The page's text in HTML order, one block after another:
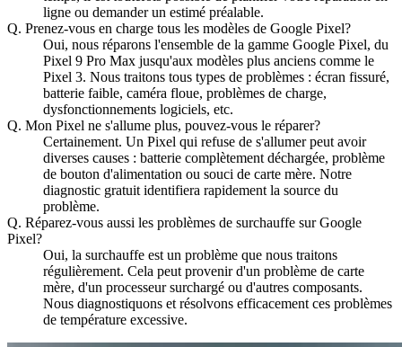
ligne ou demander un estimé préalable.
Q. Prenez-vous en charge tous les modèles de Google Pixel?
Oui, nous réparons l'ensemble de la gamme Google Pixel, du
Pixel 9 Pro Max jusqu'aux modèles plus anciens comme le
Pixel 3. Nous traitons tous types de problèmes : écran fissuré,
batterie faible, caméra floue, problèmes de charge,
dysfonctionnements logiciels, etc.
Q. Mon Pixel ne s'allume plus, pouvez-vous le réparer?
Certainement. Un Pixel qui refuse de s'allumer peut avoir
diverses causes : batterie complètement déchargée, problème
de bouton d'alimentation ou souci de carte mère. Notre
diagnostic gratuit identifiera rapidement la source du
problème.
Q. Réparez-vous aussi les problèmes de surchauffe sur Google
Pixel?
Oui, la surchauffe est un problème que nous traitons
régulièrement. Cela peut provenir d'un problème de carte
mère, d'un processeur surchargé ou d'autres composants.
Nous diagnostiquons et résolvons efficacement ces problèmes
de température excessive.